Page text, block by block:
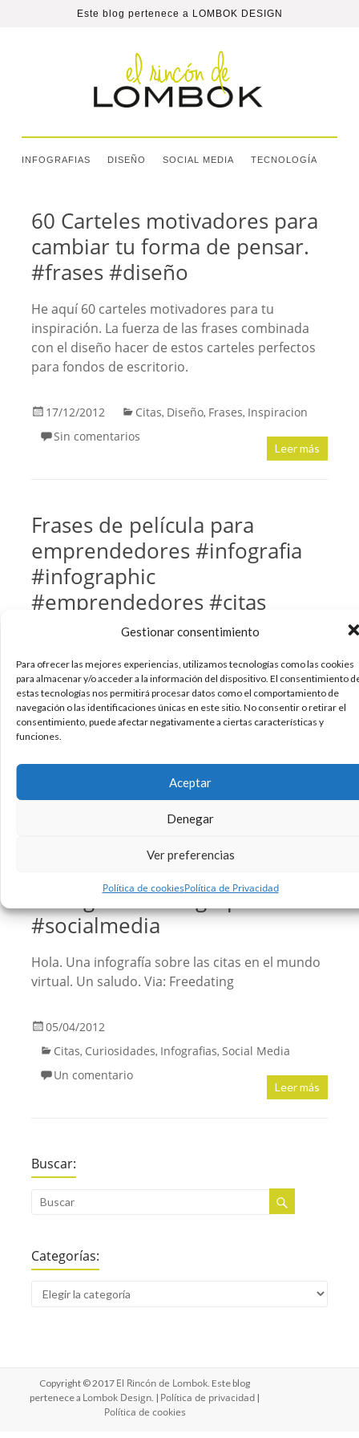
Gestionar consentimiento
Para ofrecer las mejores experiencias, utilizamos tecnologías como las cookies
para almacenar y/o acceder a la información del dispositivo. El consentimiento
estas tecnologías nos permitirá procesar datos como el comportamiento de
navegación o las identificaciones únicas en este sitio. No consentir o retirar el
consentimiento, puede afectar negativamente a ciertas características y
funciones.
Aceptar
Denegar
Ver preferencias
Política de cookiesPolítica de Privacidad
Este blog pertenece a LOMBOK DESIGN
INFOGRAFIAS DISEÑO SOCIAL MEDIA TECNOLOGÍA
60 Carteles motivadores para
cambiar tu forma de pensar.
#frases #diseño
He aquí 60 carteles motivadores para tu
inspiración. La fuerza de las frases combinada
con el diseño hacer de estos carteles perfectos
para fondos de escritorio.
17/12/2012 Citas, Diseño, Frases, Inspiracion
Sin comentarios
Leer más
Frases de película para
emprendedores #infografia
#infographic
#emprendedores #citas
Os dejo con una infografía con frases de
películas que se aplicarían muy bien a todos
aquellos que se denominan emprendedores.
Espero que os resulte interesante. Un saludo
Vía: ticsyformación
06/06/2012 Citas,Curiosidades,Infografias
Leer más
#infografia #infographic
#socialmedia
Hola. Una infografía sobre las citas en el mundo
virtual. Un saludo. Via: Freedating
05/04/2012
Citas, Curiosidades, Infografias, Social Media
Un comentario
Leer más
Buscar:
Categorías:
Copyright © 2017 El Rincón de Lombok . Este blog
pertenece a Lombok Design . | Política de privacidad |
Política de cookies